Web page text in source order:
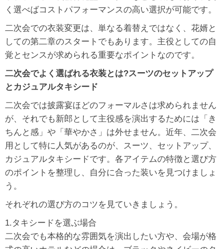
く選べばコストパフォーマンスの高い選択が可能です。
二次会での衣装変更は、単なる着替えではなく、花婿と
しての第二章のスタートでもあります。主役としての自
覚とセンスが求められる重要なポイントなのです。
二次会でよく選ばれる衣装とは?スーツのセットアップ
とカジュアルタキシード
二次会では披露宴ほどのフォーマルさは求められません
が、それでも新郎として主役感を演出するためには「き
ちんと感」や「華やかさ」は外せません。近年、二次会
用として特に人気があるのが、スーツ、セットアップ、
カジュアルタキシードです。各アイテムの特徴と選び方
のポイントを整理し、自分に合った装いを見つけましょ
う。
それぞれの選び方のコツを見ていきましょう。
1.タキシードを選ぶ場合
二次会でも本格的な雰囲気を演出したい方や、会場が格